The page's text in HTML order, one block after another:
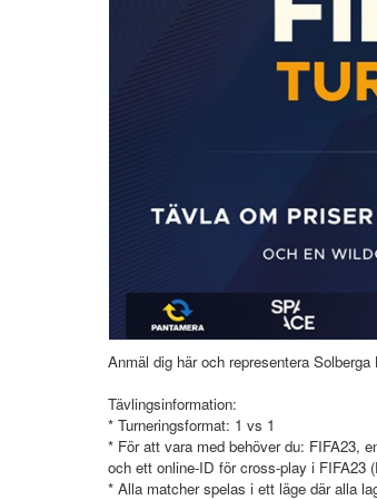
Anmäl dig här och representera Solberga
Tävlingsinformation:
* Turneringsformat: 1 vs 1
* För att vara med behöver du: FIFA23,
och ett online-ID för cross-play i FIFA23
* Alla matcher spelas i ett läge där alla